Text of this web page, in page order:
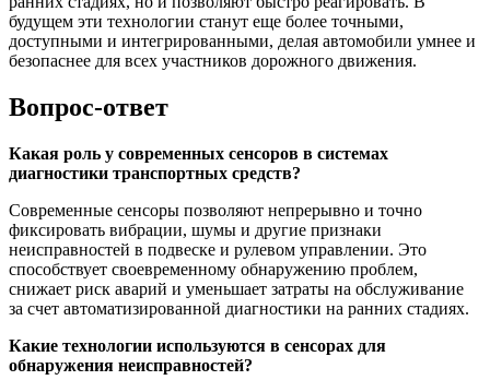
будущем эти технологии станут еще более точными,
доступными и интегрированными, делая автомобили умнее и
безопаснее для всех участников дорожного движения.
Вопрос-ответ
Какая роль у современных сенсоров в системах
диагностики транспортных средств?
Современные сенсоры позволяют непрерывно и точно
фиксировать вибрации, шумы и другие признаки
неисправностей в подвеске и рулевом управлении. Это
способствует своевременному обнаружению проблем,
снижает риск аварий и уменьшает затраты на обслуживание
за счет автоматизированной диагностики на ранних стадиях.
Какие технологии используются в сенсорах для
обнаружения неисправностей?